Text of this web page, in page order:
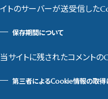
イトのサーバーが送受信した
保存期間について
当サイトに残されたコメントの
第三者によるCookie情報の取得